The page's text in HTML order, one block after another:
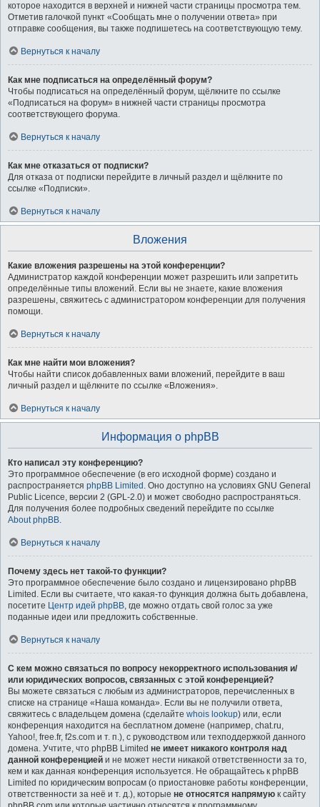
которое находится в верхней и нижней части страницы просмотра тем.
Отметив галочкой пункт «Сообщать мне о получении ответа» при
отправке сообщения, вы также подпишетесь на соответствующую тему.
Вернуться к началу
Как мне подписаться на определённый форум?
Чтобы подписаться на определённый форум, щёлкните по ссылке
«Подписаться на форум» в нижней части страницы просмотра
соответствующего форума.
Вернуться к началу
Как мне отказаться от подписки?
Для отказа от подписки перейдите в личный раздел и щёлкните по
ссылке «Подписки».
Вернуться к началу
Вложения
Какие вложения разрешены на этой конференции?
Администратор каждой конференции может разрешить или запретить
определённые типы вложений. Если вы не знаете, какие вложения
разрешены, свяжитесь с администратором конференции для получения
помощи.
Вернуться к началу
Как мне найти мои вложения?
Чтобы найти список добавленных вами вложений, перейдите в ваш
личный раздел и щёлкните по ссылке «Вложения».
Вернуться к началу
Информация о phpBB
Кто написал эту конференцию?
Это программное обеспечение (в его исходной форме) создано и
распространяется phpBB Limited . Оно доступно на условиях GNU General
Public Licence, версии 2 (GPL-2.0) и может свободно распространяться.
Для получения более подробных сведений перейдите по ссылке
About phpBB.
Вернуться к началу
Почему здесь нет такой-то функции?
Это программное обеспечение было создано и лицензировано phpBB
Limited. Если вы считаете, что какая-то функция должна быть добавлена,
посетите Центр идей phpBB, где можно отдать свой голос за уже
поданные идеи или предложить собственные.
Вернуться к началу
С кем можно связаться по вопросу некорректного использования и/
или юридических вопросов, связанных с этой конференцией?
Вы можете связаться с любым из администраторов, перечисленных в
списке на странице «Наша команда». Если вы не получили ответа,
свяжитесь с владельцем домена (сделайте whois lookup) или, если
конференция находится на бесплатном домене (например, chat.ru,
Yahoo!, free.fr, f2s.com и т. п.), с руководством или техподдержкой данного
домена. Учтите, что phpBB Limited не имеет никакого контроля над
данной конференцией и не может нести никакой ответственности за то,
кем и как данная конференция используется. Не обращайтесь к phpBB
Limited по юридическим вопросам (о приостановке работы конференции,
ответственности за неё и т. д.), которые не относятся напрямую к сайту